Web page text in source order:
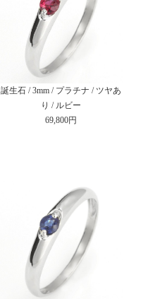
誕生石 / 3mm / プラチナ / ツヤあ
り / ルビー
69,800円